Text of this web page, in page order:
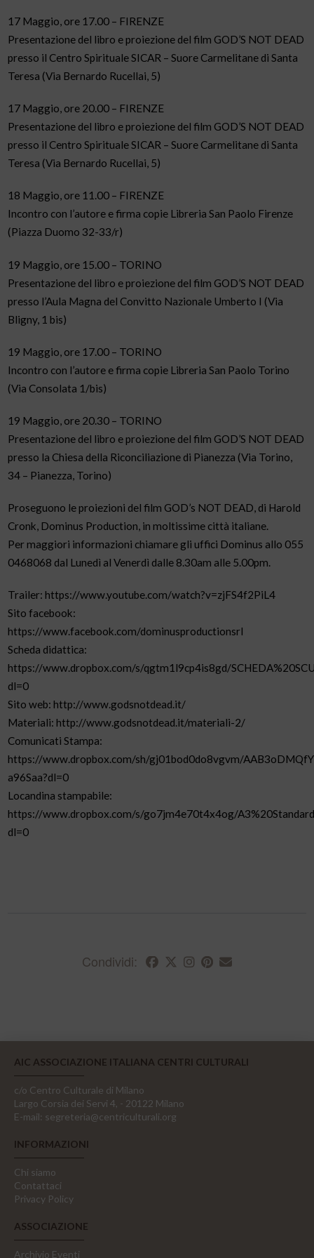
17 Maggio, ore 17.00 – FIRENZE
Presentazione del libro e proiezione del film GOD’S NOT DEAD
presso il Centro Spirituale SICAR – Suore Carmelitane di Santa
Teresa (Via Bernardo Rucellai, 5)
17 Maggio, ore 20.00 – FIRENZE
Presentazione del libro e proiezione del film GOD’S NOT DEAD
presso il Centro Spirituale SICAR – Suore Carmelitane di Santa
Teresa (Via Bernardo Rucellai, 5)
18 Maggio, ore 11.00 – FIRENZE
Incontro con l’autore e firma copie Libreria San Paolo Firenze
(Piazza Duomo 32-33/r)
19 Maggio, ore 15.00 – TORINO
Presentazione del libro e proiezione del film GOD’S NOT DEAD
presso l’Aula Magna del Convitto Nazionale Umberto I (Via
Bligny, 1 bis)
19 Maggio, ore 17.00 – TORINO
Incontro con l’autore e firma copie Libreria San Paolo Torino
(Via Consolata 1/bis)
19 Maggio, ore 20.30 – TORINO
Presentazione del libro e proiezione del film GOD’S NOT DEAD
presso la Chiesa della Riconciliazione di Pianezza (Via Torino,
34 – Pianezza, Torino)
Proseguono le proiezioni del film GOD’s NOT DEAD, di Harold
Cronk, Dominus Production, in moltissime città italiane.
Per maggiori informazioni chiamare gli uffici Dominus allo 055
0468068 dal Lunedì al Venerdì dalle 8.30am alle 5.00pm.
Trailer: https://www.youtube.com/watch?v=zjFS4f2PiL4
Sito facebook:
https://www.facebook.com/dominusproductionsrl
Scheda didattica:
https://www.dropbox.com/s/qgtm1l9cp4is8gd/
dl=0
Sito web: http://www.godsnotdead.it/
Materiali: http://www.godsnotdead.it/materiali-2/
Comunicati Stampa:
https://www.dropbox.com/sh/gj01bod0do8vgvm/
a96Saa?dl=0
Locandina stampabile:
https://www.dropbox.com/s/go7jm4e70t4x4og/
dl=0
Condividi:
AIC ASSOCIAZIONE ITALIANA CENTRI CULTURALI
c/o Centro Culturale di Milano
Largo Corsia dei Servi 4, - 20122 Milano
E-mail: segreteria@centriculturali.org
INFORMAZIONI
Chi siamo
Contattaci
Privacy Policy
ASSOCIAZIONE
Archivio Eventi